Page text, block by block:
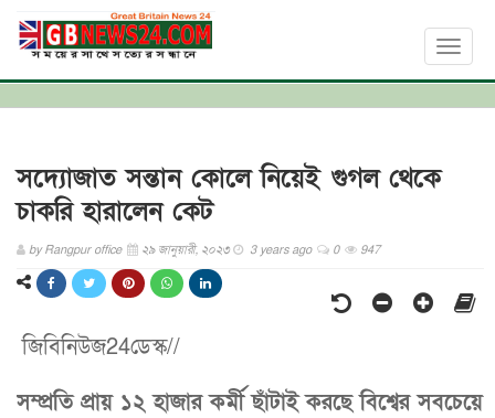
Toggle
সদ্যোজাত সন্তান কোলে নিয়েই গুগল থেকে
চাকরি হারালেন কেট
byRangpur office ২৯ জানুয়ারী, ২০২৩ 3 years ago 0 947
জিবিনিউজ24ডেস্ক//
সম্প্রতি প্রায় ১২ হাজার কর্মী ছাঁটাই করছে বিশ্বের সবচেয়ে